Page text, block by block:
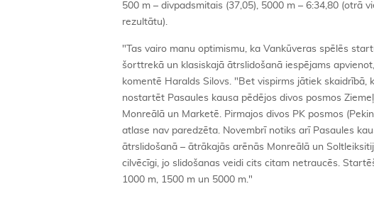
500 m – divpadsmitais (37,05), 5000 m – 6:34,80 (otrā
rezultātu).
"Tas vairo manu optimismu, ka Vankūveras spēlēs
šorttrekā un klasiskajā ātrslidošanā iespējams
komentē Haralds Silovs. "Bet vispirms jātiek skaidrībā,
nostartēt Pasaules kausa pēdējos divos posmos
Monreālā un Marketē. Pirmajos divos PK posmos
atlase nav paredzēta. Novembrī notiks arī Pasaules
ātrslidošanā – ātrākajās arēnās Monreālā un
cilvēcīgi, jo slidošanas veidi cits citam netraucēs.
1000 m, 1500 m un 5000 m."